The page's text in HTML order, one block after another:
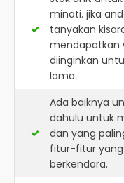
minati. jika
tanyakan
mendapatkan
diinginkan
lama.
Ada baiknya
dahulu untuk
dan yang
fitur-fitur yang
berkendara.